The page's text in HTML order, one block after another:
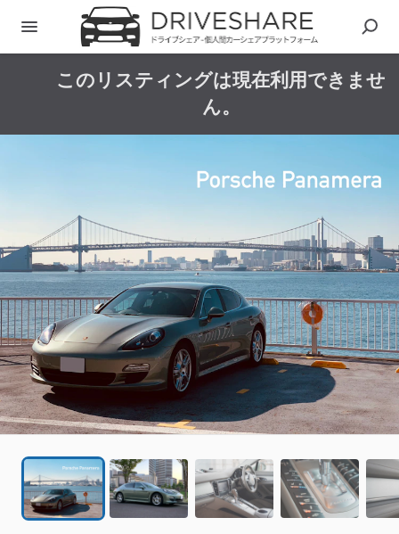
このリスティングは現在利用できませ
ん。